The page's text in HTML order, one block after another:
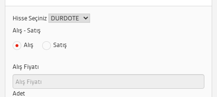
Hisse Seçiniz
Alış - Satış
Alış
Satış
Alış Fiyatı
Adet